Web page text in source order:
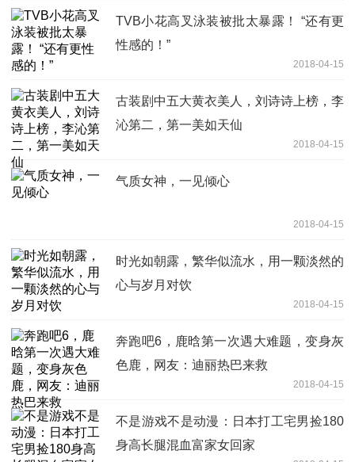
TVB小花高叉泳装被批太暴露！ “还有更
性感的！”
2018-04-15
古装剧中五大黄衣美人，刘诗诗上榜，李
沁第二，第一美如天仙
2018-04-15
气质女神，一见倾心
2018-04-15
时光如朝露，繁华似流水，用一颗淡然的
心与岁月对饮
2018-04-15
奔跑吧6，鹿晗第一次遇大难题，变身灰
色鹿，网友：迪丽热巴来救
2018-04-15
不是游戏不是动漫：日本打工宅男捡180
身高长腿混血富家女回家